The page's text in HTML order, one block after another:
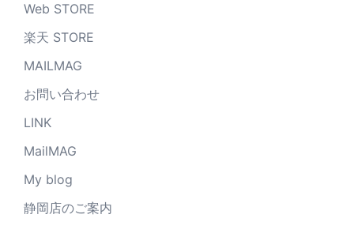
Web STORE
楽天 STORE
MAILMAG
お問い合わせ
LINK
MailMAG
My blog
静岡店のご案内